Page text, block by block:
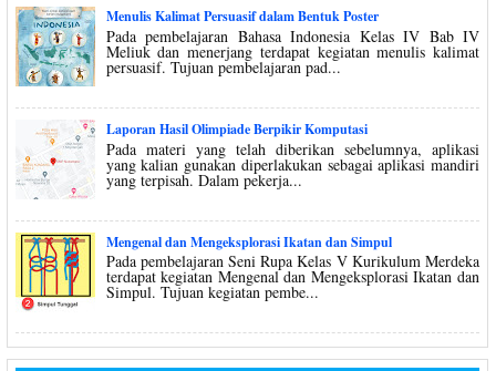
Menulis Kalimat Persuasif dalam Bentuk Poster
Pada pembelajaran Bahasa Indonesia Kelas IV Bab IV
Meliuk dan menerjang terdapat kegiatan menulis kalimat
persuasif. Tujuan pembelajaran pad...
Laporan Hasil Olimpiade Berpikir Komputasi
Pada materi yang telah diberikan sebelumnya, aplikasi
yang kalian gunakan diperlakukan sebagai aplikasi mandiri
yang terpisah. Dalam pekerja...
Mengenal dan Mengeksplorasi Ikatan dan Simpul
Pada pembelajaran Seni Rupa Kelas V Kurikulum Merdeka
terdapat kegiatan Mengenal dan Mengeksplorasi Ikatan dan
Simpul. Tujuan kegiatan pembe...